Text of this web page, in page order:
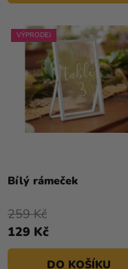
VÝPRODEJ
Bílý rámeček
129 Kč
259 Kč
DO KOŠÍKU